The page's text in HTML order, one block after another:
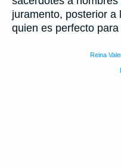
juramento, posterior a
quien es perfecto
Reina